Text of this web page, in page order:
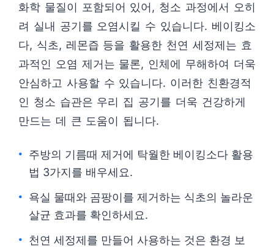
화학 물질이 포함되어 있어, 청소 과정에서 오히
려 실내 공기를 오염시킬 수 있습니다. 베이킹소
다, 식초, 레몬즙 등을 활용한 천연 세정제는 효
과적인 오염 제거는 물론, 인체에 무해하여 더욱
안심하고 사용할 수 있습니다. 이러한 친환경적
인 청소 습관은 우리 집 공기를 더욱 건강하게
만드는 데 큰 도움이 됩니다.
주방의 기름때 제거에 탁월한 베이킹소다 활용
법 3가지를 배우세요.
욕실 물때와 곰팡이를 제거하는 식초의 놀라운
살균 효과를 확인하세요.
천연 세정제를 만들어 사용하는 것은 환경 보